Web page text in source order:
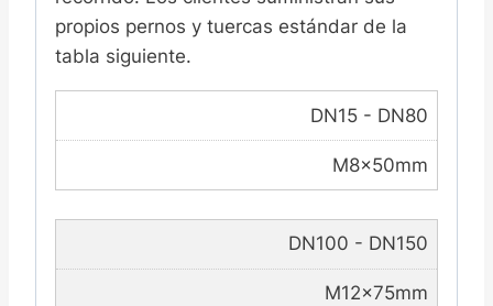
propios pernos y tuercas estándar de la
tabla siguiente.
DN15 - DN80
M8×50mm
DN100 - DN150
M12×75mm